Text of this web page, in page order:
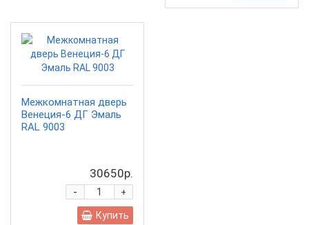
Межкомнатная дверь
Венеция-6 ДГ Эмаль
RAL 9003
30650р.
+
-
Купить